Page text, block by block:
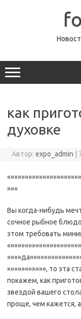
как
духовке
Автор: expo_admin
»»»
Вы когда-нибудь
сочное рыбное
этом требовать
»»»»»»»»»»», то эта
покажем, как
звездой вашего
проще, чем кажется,